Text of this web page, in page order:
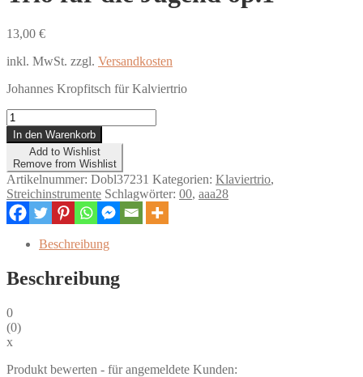
13,00 €
inkl. MwSt. zzgl. Versandkosten
Johannes Kropfitsch für Kalviertrio
Trio
für
die
Jugend
op.1
Menge
In den Warenkorb
Add to Wishlist
Remove from Wishlist
Artikelnummer: Dobl37231 Kategorien: Klaviertrio,
Streichinstrumente Schlagwörter: 00, aaa28
Beschreibung
Beschreibung
0
(0)
x
Produkt bewerten - für angemeldete Kunden: